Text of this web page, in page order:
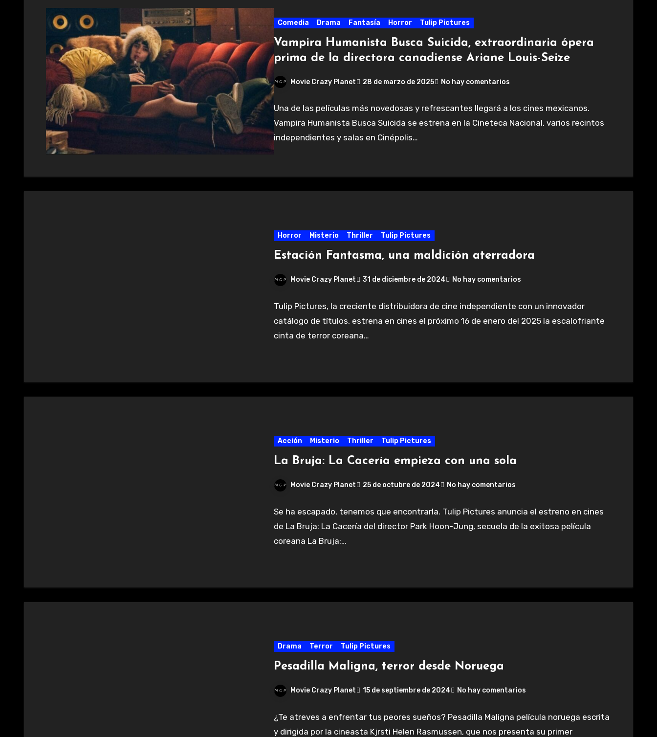
Comedia Drama Fantasía Horror Tulip Pictures
Vampira Humanista Busca Suicida, extraordinaria ópera
prima de la directora canadiense Ariane Louis-Seize
Movie Crazy Planet 28 de marzo de 2025 No hay comentarios
Una de las películas más novedosas y refrescantes llegará a los cines mexicanos.
Vampira Humanista Busca Suicida se estrena en la Cineteca Nacional, varios recintos
independientes y salas en Cinépolis…
Horror Misterio Thriller Tulip Pictures
Estación Fantasma, una maldición aterradora
Movie Crazy Planet 31 de diciembre de 2024 No hay comentarios
Tulip Pictures, la creciente distribuidora de cine independiente con un innovador
catálogo de títulos, estrena en cines el próximo 16 de enero del 2025 la escalofriante
cinta de terror coreana…
Acción Misterio Thriller Tulip Pictures
La Bruja: La Cacería empieza con una sola
Movie Crazy Planet 25 de octubre de 2024 No hay comentarios
Se ha escapado, tenemos que encontrarla. Tulip Pictures anuncia el estreno en cines
de La Bruja: La Cacería del director Park Hoon-Jung, secuela de la exitosa película
coreana La Bruja:…
Drama Terror Tulip Pictures
Pesadilla Maligna, terror desde Noruega
Movie Crazy Planet 15 de septiembre de 2024 No hay comentarios
¿Te atreves a enfrentar tus peores sueños? Pesadilla Maligna película noruega escrita
y dirigida por la cineasta Kjrsti Helen Rasmussen, que nos presenta su primer